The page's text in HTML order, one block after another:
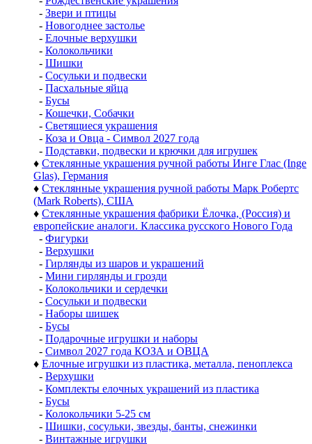
- Звери и птицы
- Новогоднее застолье
- Елочные верхушки
- Колокольчики
- Шишки
- Сосульки и подвески
- Пасхальные яйца
- Бусы
- Кошечки, Собачки
- Светящиеся украшения
- Коза и Овца - Символ 2027 года
- Подставки, подвески и крючки для игрушек
♦ Стеклянные украшения ручной работы Инге Глас (Inge
Glas), Германия
♦ Стеклянные украшения ручной работы Марк Робертс
(Mark Roberts), США
♦ Стеклянные украшения фабрики Ёлочка, (Россия) и
европейские аналоги. Классика русского Нового Года
- Фигурки
- Верхушки
- Гирлянды из шаров и украшений
- Мини гирлянды и грозди
- Колокольчики и сердечки
- Сосульки и подвески
- Наборы шишек
- Бусы
- Подарочные игрушки и наборы
- Символ 2027 года КОЗА и ОВЦА
♦ Елочные игрушки из пластика, металла, пеноплекса
- Верхушки
- Комплекты елочных украшений из пластика
- Бусы
- Колокольчики 5-25 см
- Шишки, сосульки, звезды, банты, снежинки
- Винтажные игрушки